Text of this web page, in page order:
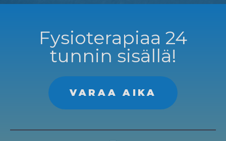
Fysioterapiaa 24
tunnin sisällä!
VARAA AIKA